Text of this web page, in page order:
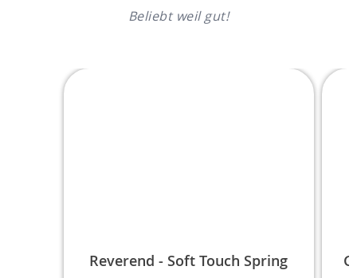
Beliebt weil gut!
Reverend - Soft Touch Spring